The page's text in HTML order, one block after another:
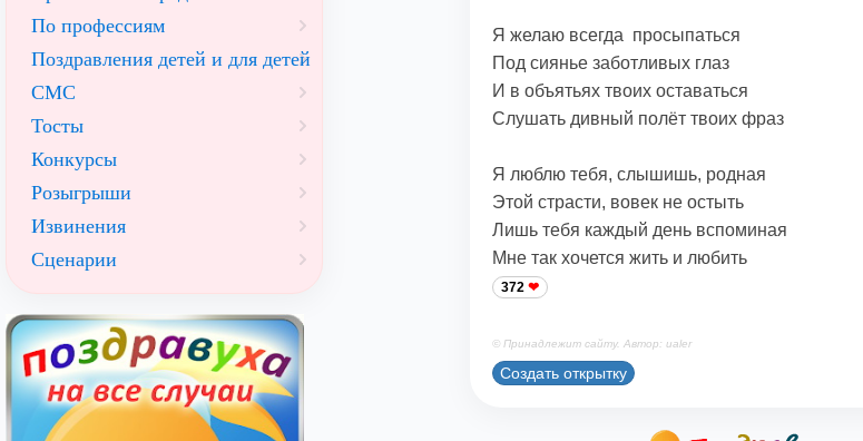
Я желаю всегда просыпаться
Под сиянье заботливых глаз
И в объятьях твоих оставаться
Слушать дивный полёт твоих фраз
Я люблю тебя, слышишь, родная
Этой страсти, вовек не остыть
Лишь тебя каждый день вспоминая
Мне так хочется жить и любить
372
© Принадлежит сайту. Автор: ualer
Создать открытку
По профессиям
Поздравления детей и для детей
СМС
Тосты
Конкурсы
Розыгрыши
Извинения
Сценарии